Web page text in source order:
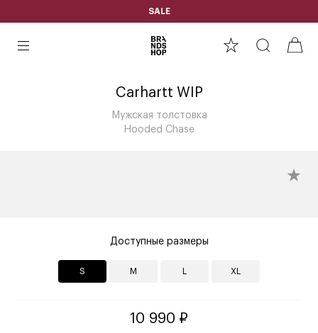
SALE
Carhartt WIP
Мужская толстовка
Hooded Chase
Доступные размеры
S M XL
10 990 ₽